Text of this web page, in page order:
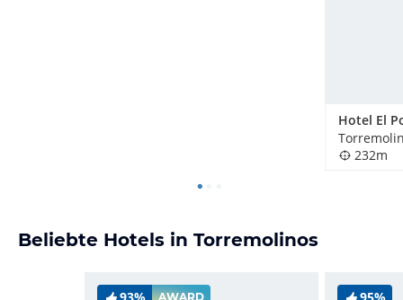
Hotel El
232m
Beliebte Hotels in Torremolinos
93% AWARD 95%